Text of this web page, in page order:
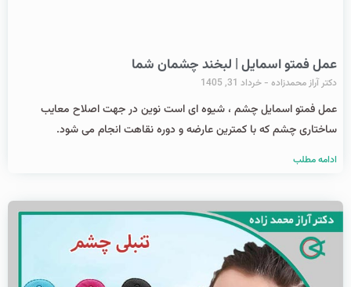
عمل فمتو اسمایل | لبخند چشمان شما
دکتر آراز محمدزاده خرداد 31, 1405
عمل فمتو اسمایل چشم ، شیوه ای است نوین در جهت اصلاح معایب
ساختاری چشم که با کمترین عارضه و دوره نقاهت انجام می شود.
ادامه مطلب